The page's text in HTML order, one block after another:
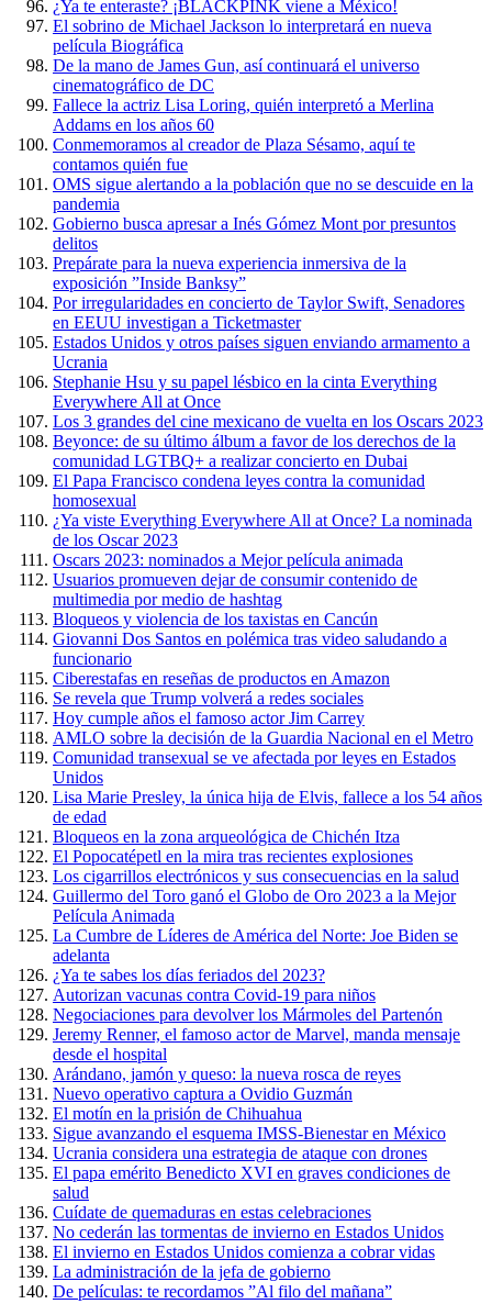
¿Ya te enteraste? ¡BLACKPINK viene a México!
El sobrino de Michael Jackson lo interpretará en nueva
película Biográfica
De la mano de James Gun, así continuará el universo
cinematográfico de DC
Fallece la actriz Lisa Loring, quién interpretó a Merlina
Addams en los años 60
Conmemoramos al creador de Plaza Sésamo, aquí te
contamos quién fue
OMS sigue alertando a la población que no se descuide en la
pandemia
Gobierno busca apresar a Inés Gómez Mont por presuntos
delitos
Prepárate para la nueva experiencia inmersiva de la
exposición ”Inside Banksy”
Por irregularidades en concierto de Taylor Swift, Senadores
en EEUU investigan a Ticketmaster
Estados Unidos y otros países siguen enviando armamento a
Ucrania
Stephanie Hsu y su papel lésbico en la cinta Everything
Everywhere All at Once
Los 3 grandes del cine mexicano de vuelta en los Oscars 2023
Beyonce: de su último álbum a favor de los derechos de la
comunidad LGTBQ+ a realizar concierto en Dubai
El Papa Francisco condena leyes contra la comunidad
homosexual
¿Ya viste Everything Everywhere All at Once? La nominada
de los Oscar 2023
Oscars 2023: nominados a Mejor película animada
Usuarios promueven dejar de consumir contenido de
multimedia por medio de hashtag
Bloqueos y violencia de los taxistas en Cancún
Giovanni Dos Santos en polémica tras video saludando a
funcionario
Ciberestafas en reseñas de productos en Amazon
Se revela que Trump volverá a redes sociales
Hoy cumple años el famoso actor Jim Carrey
AMLO sobre la decisión de la Guardia Nacional en el Metro
Comunidad transexual se ve afectada por leyes en Estados
Unidos
Lisa Marie Presley, la única hija de Elvis, fallece a los 54 años
de edad
Bloqueos en la zona arqueológica de Chichén Itza
El Popocatépetl en la mira tras recientes explosiones
Los cigarrillos electrónicos y sus consecuencias en la salud
Guillermo del Toro ganó el Globo de Oro 2023 a la Mejor
Película Animada
La Cumbre de Líderes de América del Norte: Joe Biden se
adelanta
¿Ya te sabes los días feriados del 2023?
Autorizan vacunas contra Covid-19 para niños
Negociaciones para devolver los Mármoles del Partenón
Jeremy Renner, el famoso actor de Marvel, manda mensaje
desde el hospital
Arándano, jamón y queso: la nueva rosca de reyes
Nuevo operativo captura a Ovidio Guzmán
El motín en la prisión de Chihuahua
Sigue avanzando el esquema IMSS-Bienestar en México
Ucrania considera una estrategia de ataque con drones
El papa emérito Benedicto XVI en graves condiciones de
salud
Cuídate de quemaduras en estas celebraciones
No cederán las tormentas de invierno en Estados Unidos
El invierno en Estados Unidos comienza a cobrar vidas
La administración de la jefa de gobierno
De películas: te recordamos ”Al filo del mañana”